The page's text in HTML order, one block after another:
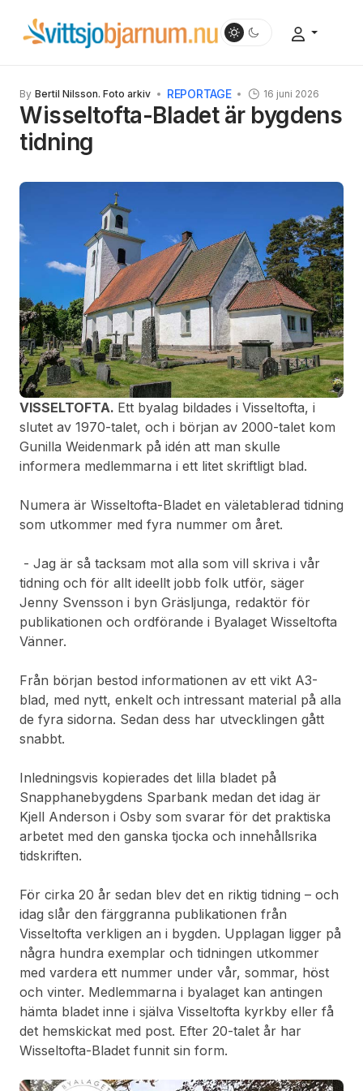
By Bertil Nilsson. Foto arkiv REPORTAGE 16 juni 2026
Wisseltofta-Bladet är bygdens
tidning
VISSELTOFTA. Ett byalag bildades i Visseltofta, i
slutet av 1970-talet, och i början av 2000-talet kom
Gunilla Weidenmark på idén att man skulle
informera medlemmarna i ett litet skriftligt blad.
Numera är Wisseltofta-Bladet en väletablerad tidning
som utkommer med fyra nummer om året.
- Jag är så tacksam mot alla som vill skriva i vår
tidning och för allt ideellt jobb folk utför, säger
Jenny Svensson i byn Gräsljunga, redaktör för
publikationen och ordförande i Byalaget Wisseltofta
Vänner.
Från början bestod informationen av ett vikt A3-
blad, med nytt, enkelt och intressant material på alla
de fyra sidorna. Sedan dess har utvecklingen gått
snabbt.
Inledningsvis kopierades det lilla bladet på
Snapphanebygdens Sparbank medan det idag är
Kjell Anderson i Osby som svarar för det praktiska
arbetet med den ganska tjocka och innehållsrika
tidskriften.
För cirka 20 år sedan blev det en riktig tidning – och
idag slår den färggranna publikationen från
Visseltofta verkligen an i bygden. Upplagan ligger på
några hundra exemplar och tidningen utkommer
med vardera ett nummer under vår, sommar, höst
och vinter. Medlemmarna i byalaget kan antingen
hämta bladet inne i själva Visseltofta kyrkby eller få
det hemskickat med post. Efter 20-talet år har
Wisseltofta-Bladet funnit sin form.